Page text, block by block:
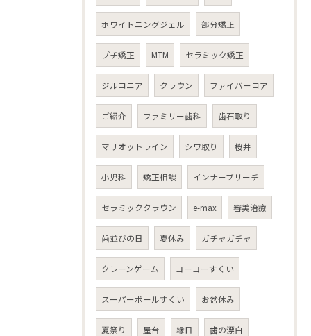
ホワイトニングジェル 部分矯正
プチ矯正 MTM セラミック矯正
ジルコニア クラウン ファイバーコア
ご紹介 ファミリー歯科 歯石取り
マリオットライン シワ取り 桜井
小児科 矯正相談 インナーブリーチ
セラミッククラウン e-max 審美治療
歯並びの日 夏休み ガチャガチャ
クレーンゲーム ヨーヨーすくい
スーパーボールすくい お盆休み
夏祭り 屋台 縁日 歯の漂白